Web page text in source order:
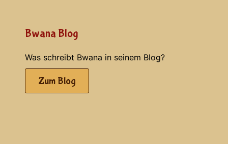
Bwana Blog
Was schreibt Bwana in seinem Blog?
Zum Blog